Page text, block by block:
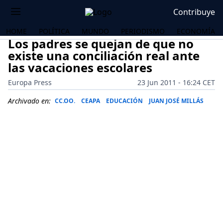
Contribuye
HOME POLÍTICA MUNDO PERIODISMO ECONOMÍA
Los padres se quejan de que no
existe una conciliación real ante
las vacaciones escolares
Europa Press
23 Jun 2011 - 16:24 CET
Archivado en: CC.OO. CEAPA EDUCACIÓN JUAN JOSÉ MILLÁS